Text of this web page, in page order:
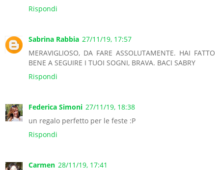
Rispondi
Sabrina Rabbia 27/11/19, 17:57
MERAVIGLIOSO, DA FARE ASSOLUTAMENTE. HAI FATTO
BENE A SEGUIRE I TUOI SOGNI, BRAVA. BACI SABRY
Rispondi
Federica Simoni 27/11/19, 18:38
un regalo perfetto per le feste :P
Rispondi
Carmen 28/11/19, 17:41